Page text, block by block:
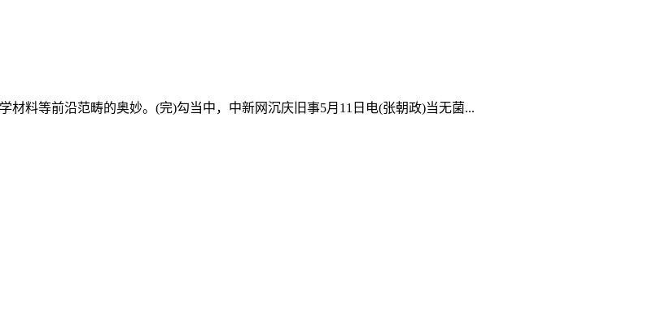
料等前沿范畴的奥妙。(完)勾当中，中新网沉庆旧事5月11日电(张朝政)当无菌...